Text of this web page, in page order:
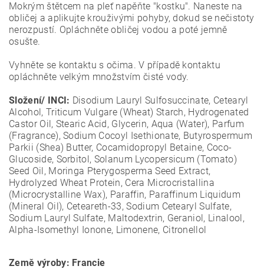
Mokrým štětcem na pleť napěňte "kostku". Naneste na
obličej a aplikujte krouživými pohyby, dokud se nečistoty
nerozpustí. Opláchněte obličej vodou a poté jemně
osušte.
Vyhněte se kontaktu s očima. V případě kontaktu
opláchněte velkým množstvím čisté vody.
Složení/ INCI: Disodium Lauryl Sulfosuccinate, Cetearyl
Alcohol, Triticum Vulgare (Wheat) Starch, Hydrogenated
Castor Oil, Stearic Acid, Glycerin, Aqua (Water), Parfum
(Fragrance), Sodium Cocoyl Isethionate, Butyrospermum
Parkii (Shea) Butter, Cocamidopropyl Betaine, Coco-
Glucoside, Sorbitol, Solanum Lycopersicum (Tomato)
Seed Oil, Moringa Pterygosperma Seed Extract,
Hydrolyzed Wheat Protein, Cera Microcristallina
(Microcrystalline Wax), Paraffin, Paraffinum Liquidum
(Mineral Oil), Ceteareth-33, Sodium Cetearyl Sulfate,
Sodium Lauryl Sulfate, Maltodextrin, Geraniol, Linalool,
Alpha-Isomethyl Ionone, Limonene, Citronellol
Země výroby: Francie